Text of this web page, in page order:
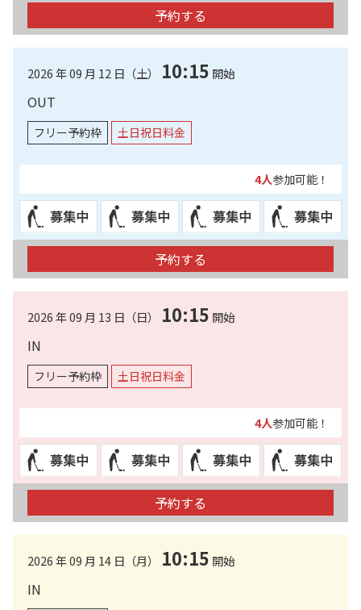
予約する
2026 年 09 月 12 日（土） 10:15 開始
OUT
フリー予約枠 土日祝日料金
4人参加可能！
予約する
2026 年 09 月 13 日（日） 10:15 開始
IN
フリー予約枠 土日祝日料金
4人参加可能！
予約する
2026 年 09 月 14 日（月） 10:15 開始
IN